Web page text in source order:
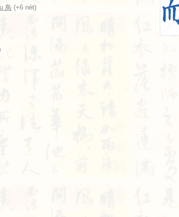
鳥 (+6 nét)